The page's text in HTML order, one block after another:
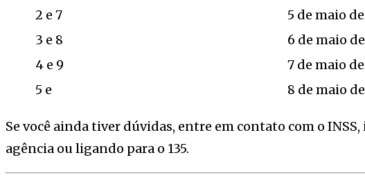
2 e 7
5 de maio
3 e 8
6 de maio
4 e 9
7 de maio
5 e
8 de maio
Se você ainda tiver dúvidas, entre em contato com o
agência ou ligando para o 135.